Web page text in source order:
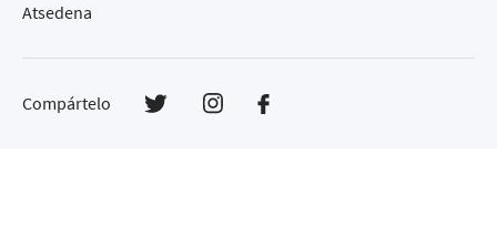
Atsedena
Compártelo